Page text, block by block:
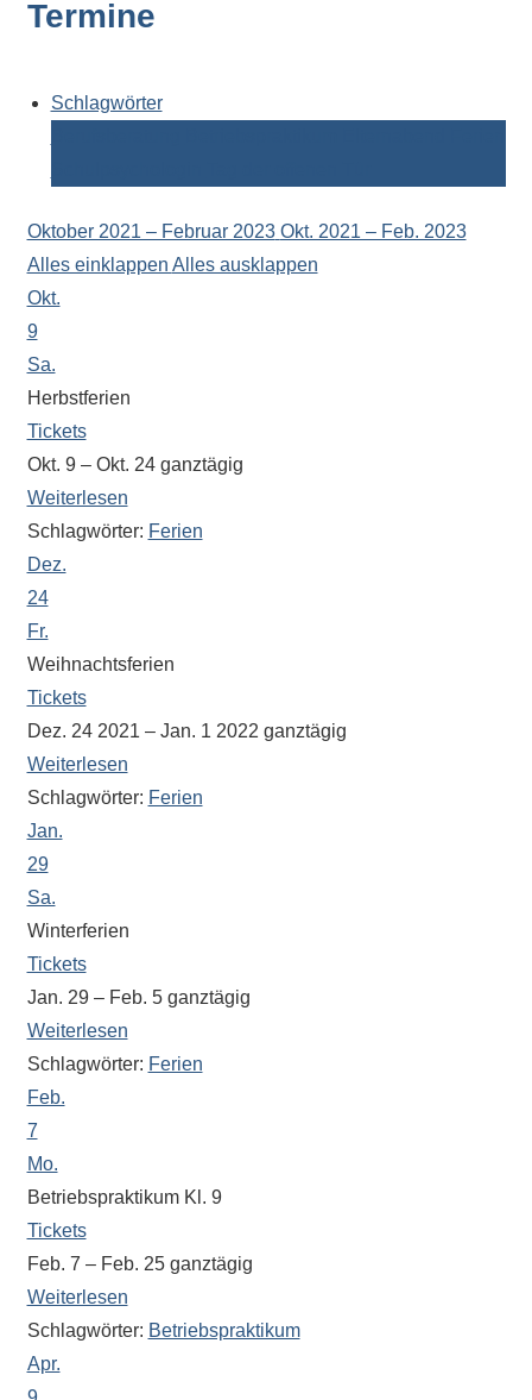
Kontaktdaten,
Zusammensetzung
oder
zur
Ausstattung
der
wir
versuchen
auf
alle
Fragen
Antworten
zu
bieten.
Daneben
gibt
es
viele
Aktivitäten
an
unserer
Schule.
Ob
Sprach-,
Mathematik-
oder
Sportwettkampf,
Musik-
oder
Exkursion
oder
Reise
–
unsere
Schülerinnen
Termine
Schlagwörter
Oktober 2021 – Februar 2023 Okt. 2021 – Feb. 2023
Alles einklappen Alles ausklappen
Okt.
9
Sa.
Herbstferien
Tickets
Okt. 9 – Okt. 24 ganztägig
Weiterlesen
Schlagwörter: Ferien
Dez.
24
Fr.
Weihnachtsferien
Tickets
Dez. 24 2021 – Jan. 1 2022 ganztägig
Weiterlesen
Schlagwörter: Ferien
Jan.
29
Sa.
Winterferien
Tickets
Jan. 29 – Feb. 5 ganztägig
Weiterlesen
Schlagwörter: Ferien
Feb.
7
Mo.
Betriebspraktikum Kl. 9
Tickets
Feb. 7 – Feb. 25 ganztägig
Weiterlesen
Schlagwörter: Betriebspraktikum
Apr.